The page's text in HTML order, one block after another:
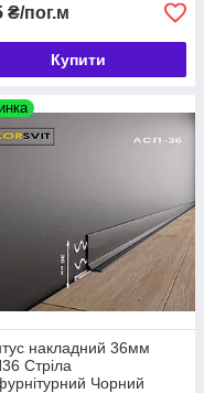
₴/пог.м
Купити
накладний 36мм
Стріла
Чорний